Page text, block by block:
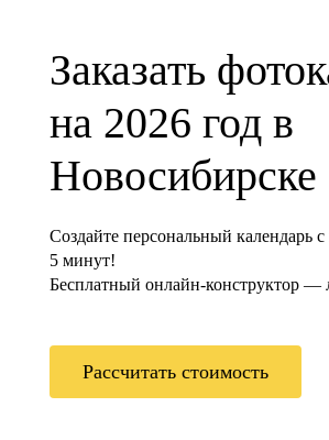
Заказать
на 2026 год в
Новосибирске
Создайте персональный календарь
5 минут!
Бесплатный онлайн-конструктор —
Рассчитать стоимость